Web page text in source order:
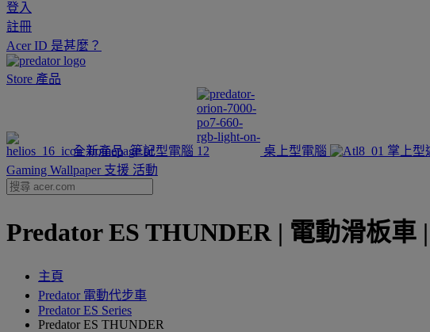
登入
註冊
Acer ID 是甚麼？
Store 產品
全新產品 筆記型電腦 桌上型電腦 掌上型
Gaming Wallpaper 支援 活動
Predator ES THUNDER | 電動滑板車
主頁
‌Predator 電動代步車
Predator ES Series
Predator ES THUNDER